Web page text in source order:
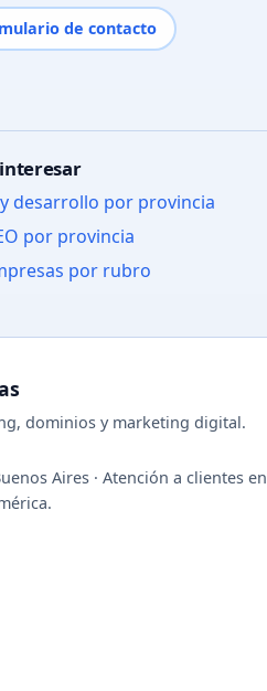
de contacto
desarrollo por provincia
por provincia
por rubro
dominios y marketing digital.
Aires · Atención a clientes en